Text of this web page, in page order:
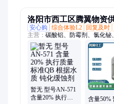
洛阳市西工区腾翼物资
安心购
综合体验L2 回复及时
主营： 碳酸铝、防霉剂、氯化铋
酸铝、化学试剂、抗静电剂、
干燥通风、次磷酸镁、氯化氢
闪点提高剂、柴油降凝剂、硫
钠、25公斤纸板桶、硫代乙醇
暂无 型号AN-571
含量20% 执行质
含量50%